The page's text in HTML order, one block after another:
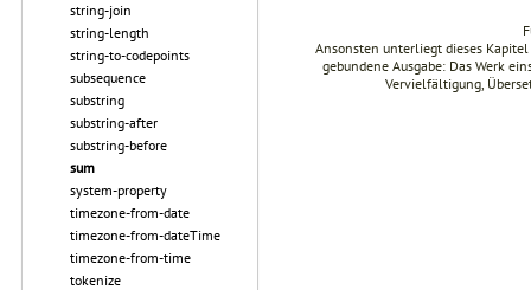
string-join
string-length
string-to-codepoints
subsequence
substring
substring-after
substring-before
sum
system-property
timezone-from-date
timezone-from-dateTime
timezone-from-time
tokenize
Ansonsten unterliegt dieses
gebundene Ausgabe: Das Werk
Vervielfältigung,